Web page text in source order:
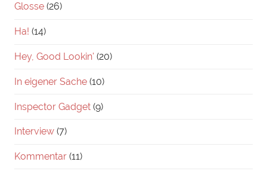
Glosse (26)
Ha! (14)
Hey, Good Lookin' (20)
In eigener Sache (10)
Inspector Gadget (9)
Interview (7)
Kommentar (11)